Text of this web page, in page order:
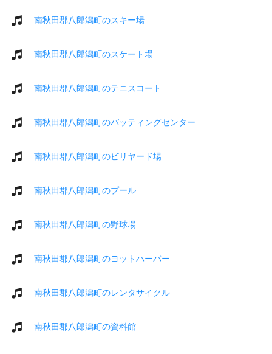
南秋田郡八郎潟町のスキー場
南秋田郡八郎潟町のスケート場
南秋田郡八郎潟町のテニスコート
南秋田郡八郎潟町のバッティングセンター
南秋田郡八郎潟町のビリヤード場
南秋田郡八郎潟町のプール
南秋田郡八郎潟町の野球場
南秋田郡八郎潟町のヨットハーバー
南秋田郡八郎潟町のレンタサイクル
南秋田郡八郎潟町の資料館